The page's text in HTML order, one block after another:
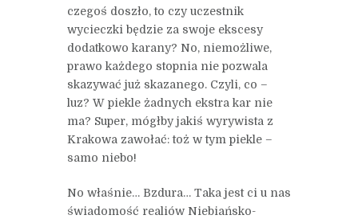
czegoś doszło, to czy uczestnik
wycieczki będzie za swoje ekscesy
dodatkowo karany? No, niemożliwe,
prawo każdego stopnia nie pozwala
skazywać już skazanego. Czyli, co –
luz? W piekle żadnych ekstra kar nie
ma? Super, mógłby jakiś wyrywista z
Krakowa zawołać: toż w tym piekle –
samo niebo!
No właśnie… Bzdura… Taka jest ci u nas
świadomość realiów Niebiańsko-